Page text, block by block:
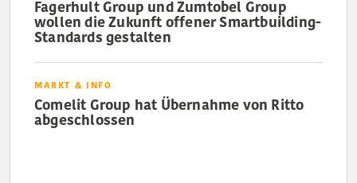
Fagerhult Group und Zumtobel Group
wollen die Zukunft offener Smartbuilding-
Standards gestalten
MARKT & INFO
Comelit Group hat Übernahme von Ritto
abgeschlossen